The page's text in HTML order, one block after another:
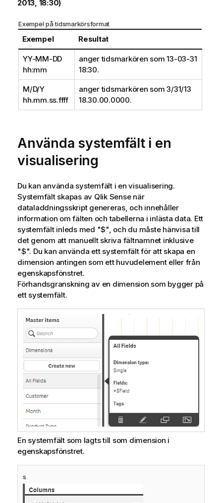
2013, 18:30)
Exempel på tidsmarkörsformat
Exempel Resultat
YY-MM-DD
hh:mm
anger tidsmarkören som 13-03-31
18:30.
M/D/Y
hh.mm.ss.ffff
anger tidsmarkören som 3/31/13
18.30.00.0000.
Använda systemfält i en
visualisering
Du kan använda systemfält i en visualisering.
Systemfält skapas av Qlik Sensenär
dataladdningsskript genereras, och innehåller
information om fälten och tabellerna i inlästa data. Ett
systemfält inleds med "$", och du måste hänvisa till
det genom att manuellt skriva fältnamnet inklusive
"$". Du kan använda ett systemfält för att skapa en
dimension antingen som ett huvudelement eller från
egenskapsfönstret.
Förhandsgranskning av en dimension som bygger på
ett systemfält.
En systemfält som lagts till som dimension i
egenskapsfönstret.
s